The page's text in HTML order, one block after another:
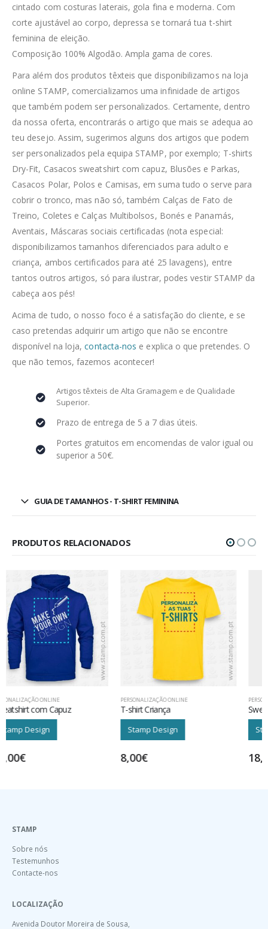
cintado com costuras laterais, gola fina e moderna. Com
corte ajustável ao corpo, depressa se tornará tua t-shirt
feminina de eleição.
Composição 100% Algodão. Ampla gama de cores.
Para além dos produtos têxteis que disponibilizamos na loja
online STAMP, comercializamos uma infinidade de artigos
que também podem ser personalizados. Certamente, dentro
da nossa oferta, encontrarás o artigo que mais se adequa ao
teu desejo. Assim, sugerimos alguns dos artigos que podem
ser personalizados pela equipa STAMP, por exemplo; T-shirts
Dry-Fit, Casacos sweatshirt com capuz, Blusões e Parkas,
Casacos Polar, Polos e Camisas, em suma tudo o serve para
cobrir o tronco, mas não só, também Calças de Fato de
Treino, Coletes e Calças Multibolsos, Bonés e Panamás,
Aventais, Máscaras sociais certificadas (nota especial:
disponibilizamos tamanhos diferenciados para adulto e
criança, ambos certificados para até 25 lavagens), entre
tantos outros artigos, só para ilustrar, podes vestir STAMP da
cabeça aos pés!
Acima de tudo, o nosso foco é a satisfação do cliente, e se
caso pretendas adquirir um artigo que não se encontre
disponível na loja,contacta-nos e explica o que pretendes. O
que não temos, fazemos acontecer!
Artigos têxteis de Alta Gramagem e de Qualidade
Superior.
Prazo de entrega de 5 a 7 dias úteis.
Portes gratuitos em encomendas de valor igual ou
superior a 50€.
GUIA DE TAMANHOS - T-SHIRT FEMININA
PRODUTOS RELACIONADOS
PERSONALIZAÇÃO ONLINE
T-shirt Criança
Stamp Design
8,00
PERSONALIZAÇÃO ONLINE
Sweatshirt
Stamp Design
18,00
STAMP
Sobre nós
Testemunhos
Contacte-nos
LOCALIZAÇÃO
Avenida Doutor Moreira de Sousa,